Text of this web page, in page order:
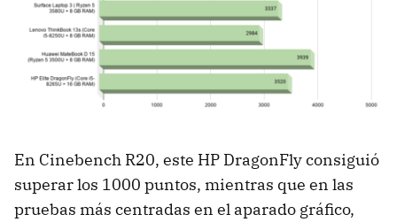
En Cinebench R20, este HP DragonFly consiguió
superar los 1000 puntos, mientras que en las
pruebas más centradas en el aparado gráfico,